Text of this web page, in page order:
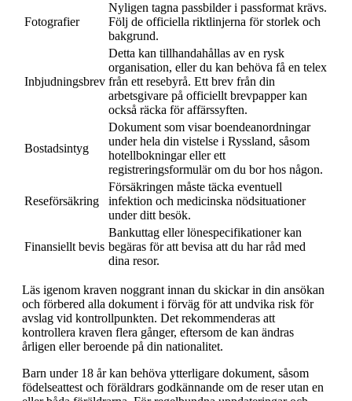
Fotografier
Nyligen tagna passbilder i passformat krävs.
Följ de officiella riktlinjerna för storlek och
bakgrund.
Inbjudningsbrev
Detta kan tillhandahållas av en rysk
organisation, eller du kan behöva få en telex
från ett resebyrå. Ett brev från din
arbetsgivare på officiellt brevpapper kan
också räcka för affärssyften.
Bostadsintyg
Dokument som visar boendeanordningar
under hela din vistelse i Ryssland, såsom
hotellbokningar eller ett
registreringsformulär om du bor hos någon.
Reseförsäkring
Försäkringen måste täcka eventuell
infektion och medicinska nödsituationer
under ditt besök.
Finansiellt bevis
Bankuttag eller lönespecifikationer kan
begäras för att bevisa att du har råd med
dina resor.
Läs igenom kraven noggrant innan du skickar in din ansökan
och förbered alla dokument i förväg för att undvika risk för
avslag vid kontrollpunkten. Det rekommenderas att
kontrollera kraven flera gånger, eftersom de kan ändras
årligen eller beroende på din nationalitet.
Barn under 18 år kan behöva ytterligare dokument, såsom
födelseattest och föräldrars godkännande om de reser utan en